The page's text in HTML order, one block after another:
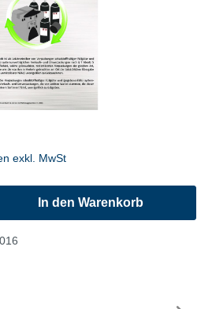
exkl. MwSt
In den Warenkorb